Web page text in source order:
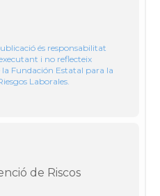
és responsabilitat
i no reflecteix
la Fundación Estatal para la
Laborales.
de Riscos